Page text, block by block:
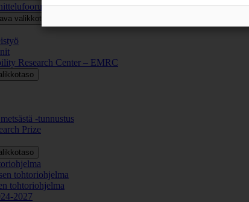
valikkotaso
Research Center – EMRC
-tunnustus
Prize
tohtoriohjelma
tohtoriohjelma
2027